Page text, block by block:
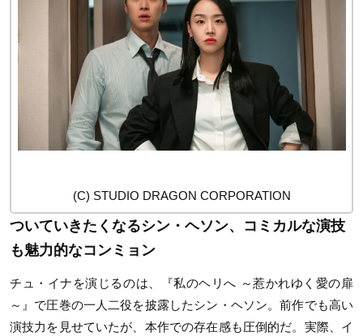
(C) STUDIO DRAGON CORPORATION
ついていきたくなるシン・ヘソン、コミカルな演技
も魅力的なコンミョン
チュ・イナを演じるのは、『私のヘリへ ～惹かれゆく愛の扉
～』で圧巻の一人二役を披露したシン・ヘソン。前作でも高い
演技力を見せていたが、本作での存在感も圧倒的だ。実際、イ